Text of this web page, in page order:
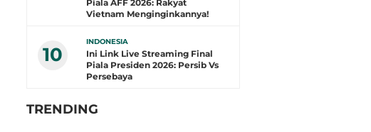
Piala AFF 2026: Rakyat
Vietnam Menginginkannya!
10
INDONESIA
Ini Link Live Streaming Final
Piala Presiden 2026: Persib Vs
Persebaya
TRENDING